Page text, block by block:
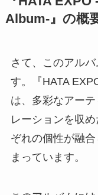
Album-』の概
さて、このアル
す。『HATA
は、多彩なアー
レーションを収
ぞれの個性が融
まっています。